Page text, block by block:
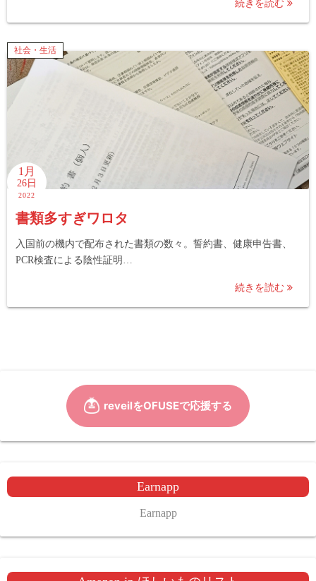
続きを読む
社会・生活
1月
26日
2022
書類多すぎワロタ
入国前の機内で配布された書類の数々。誓約書、健康申告書、
PCR検査による陰性証明…
続きを読む
Earnapp
Earnapp